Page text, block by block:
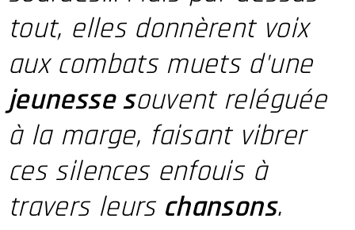
tout, elles donnèrent voix
aux combats muets d'une
jeunesse souvent reléguée
à la marge, faisant vibrer
ces silences enfouis à
travers leurschansons.